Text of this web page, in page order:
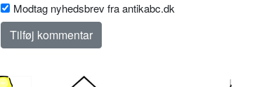
Modtag nyhedsbrev fra antikabc.dk